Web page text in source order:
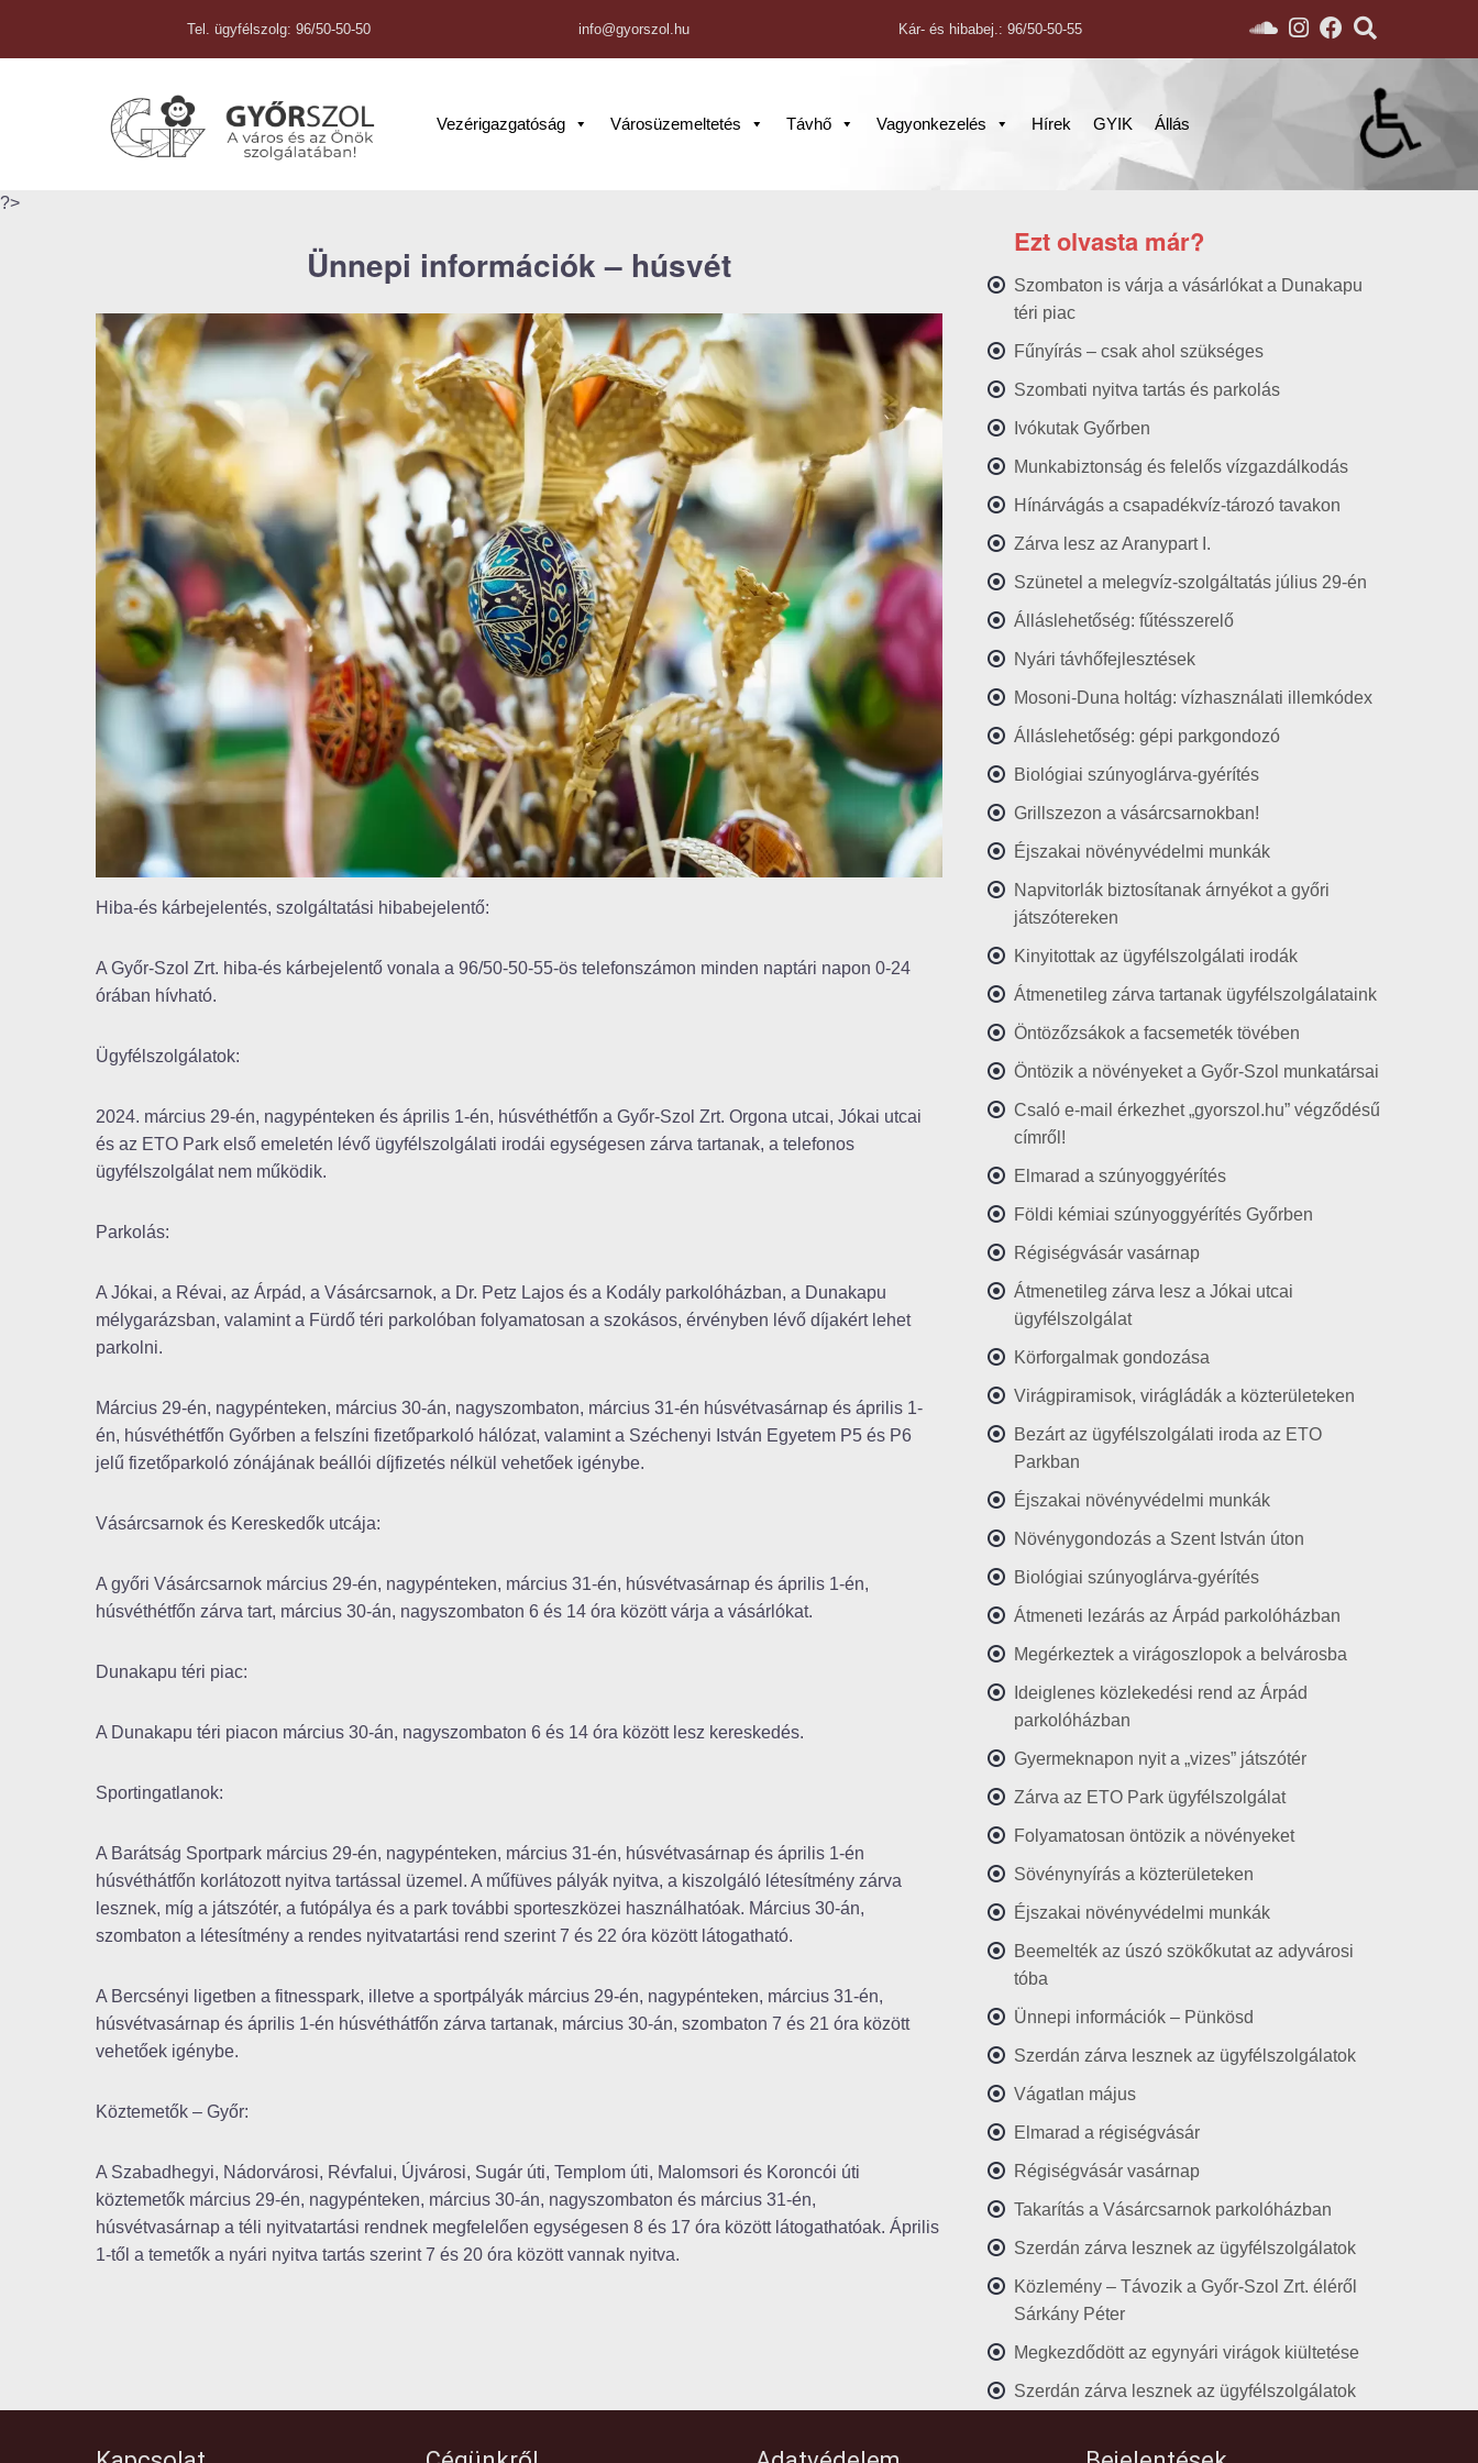
Tel. ügyfélszolg: 96/50-50-50 info@gyorszol.hu Kár- és hibabej.: 96/50-50-55
Vezérigazgatóság Városüzemeltetés Távhő Vagyonkezelés Hírek GYIK Állás
?>
Ünnepi információk – húsvét
Hiba-és kárbejelentés, szolgáltatási hibabejelentő:
A Győr-Szol Zrt. hiba-és kárbejelentő vonala a 96/50-50-55-ös telefonszámon minden naptári napon 0-24
órában hívható.
Ügyfélszolgálatok:
2024. március 29-én, nagypénteken és április 1-én, húsvéthétfőn a Győr-Szol Zrt. Orgona utcai, Jókai utcai
és az ETO Park első emeletén lévő ügyfélszolgálati irodái egységesen zárva tartanak, a telefonos
ügyfélszolgálat nem működik.
Parkolás:
A Jókai, a Révai, az Árpád, a Vásárcsarnok, a Dr. Petz Lajos és a Kodály parkolóházban, a Dunakapu
mélygarázsban, valamint a Fürdő téri parkolóban folyamatosan a szokásos, érvényben lévő díjakért lehet
parkolni.
Március 29-én, nagypénteken, március 30-án, nagyszombaton, március 31-én húsvétvasárnap és április 1-
én, húsvéthétfőn Győrben a felszíni fizetőparkoló hálózat, valamint a Széchenyi István Egyetem P5 és P6
jelű fizetőparkoló zónájának beállói díjfizetés nélkül vehetőek igénybe.
Vásárcsarnok és Kereskedők utcája:
A győri Vásárcsarnok március 29-én, nagypénteken, március 31-én, húsvétvasárnap és április 1-én,
húsvéthétfőn zárva tart, március 30-án, nagyszombaton 6 és 14 óra között várja a vásárlókat.
Dunakapu téri piac:
A Dunakapu téri piacon március 30-án, nagyszombaton 6 és 14 óra között lesz kereskedés.
Sportingatlanok:
A Barátság Sportpark március 29-én, nagypénteken, március 31-én, húsvétvasárnap és április 1-én
húsvéthátfőn korlátozott nyitva tartással üzemel. A műfüves pályák nyitva, a kiszolgáló létesítmény zárva
lesznek, míg a játszótér, a futópálya és a park további sporteszközei használhatóak. Március 30-án,
szombaton a létesítmény a rendes nyitvatartási rend szerint 7 és 22 óra között látogatható.
A Bercsényi ligetben a fitnesspark, illetve a sportpályák március 29-én, nagypénteken, március 31-én,
húsvétvasárnap és április 1-én húsvéthátfőn zárva tartanak, március 30-án, szombaton 7 és 21 óra között
vehetőek igénybe.
Köztemetők – Győr:
A Szabadhegyi, Nádorvárosi, Révfalui, Újvárosi, Sugár úti, Templom úti, Malomsori és Koroncói úti
köztemetők március 29-én, nagypénteken, március 30-án, nagyszombaton és március 31-én,
húsvétvasárnap a téli nyitvatartási rendnek megfelelően egységesen 8 és 17 óra között látogathatóak. Április
1-től a temetők a nyári nyitva tartás szerint 7 és 20 óra között vannak nyitva.
Ezt olvasta már?
Szombaton is várja a vásárlókat a Dunakapu
téri piac
Fűnyírás – csak ahol szükséges
Szombati nyitva tartás és parkolás
Ivókutak Győrben
Munkabiztonság és felelős vízgazdálkodás
Hínárvágás a csapadékvíz-tározó tavakon
Zárva lesz az Aranypart I.
Szünetel a melegvíz-szolgáltatás július 29-én
Álláslehetőség: fűtésszerelő
Nyári távhőfejlesztések
Mosoni-Duna holtág: vízhasználati illemkódex
Álláslehetőség: gépi parkgondozó
Biológiai szúnyoglárva-gyérítés
Grillszezon a vásárcsarnokban!
Éjszakai növényvédelmi munkák
Napvitorlák biztosítanak árnyékot a győri
játszótereken
Kinyitottak az ügyfélszolgálati irodák
Átmenetileg zárva tartanak ügyfélszolgálataink
Öntözőzsákok a facsemeték tövében
Öntözik a növényeket a Győr-Szol munkatársai
Csaló e-mail érkezhet „gyorszol.hu” végződésű
címről!
Elmarad a szúnyoggyérítés
Földi kémiai szúnyoggyérítés Győrben
Régiségvásár vasárnap
Átmenetileg zárva lesz a Jókai utcai
ügyfélszolgálat
Körforgalmak gondozása
Virágpiramisok, virágládák a közterületeken
Bezárt az ügyfélszolgálati iroda az ETO
Parkban
Éjszakai növényvédelmi munkák
Növénygondozás a Szent István úton
Biológiai szúnyoglárva-gyérítés
Átmeneti lezárás az Árpád parkolóházban
Megérkeztek a virágoszlopok a belvárosba
Ideiglenes közlekedési rend az Árpád
parkolóházban
Gyermeknapon nyit a „vizes” játszótér
Zárva az ETO Park ügyfélszolgálat
Folyamatosan öntözik a növényeket
Sövénynyírás a közterületeken
Éjszakai növényvédelmi munkák
Beemelték az úszó szökőkutat az adyvárosi
tóba
Ünnepi információk – Pünkösd
Szerdán zárva lesznek az ügyfélszolgálatok
Vágatlan május
Elmarad a régiségvásár
Régiségvásár vasárnap
Takarítás a Vásárcsarnok parkolóházban
Szerdán zárva lesznek az ügyfélszolgálatok
Közlemény – Távozik a Győr-Szol Zrt. éléről
Sárkány Péter
Megkezdődött az egynyári virágok kiültetése
Szerdán zárva lesznek az ügyfélszolgálatok